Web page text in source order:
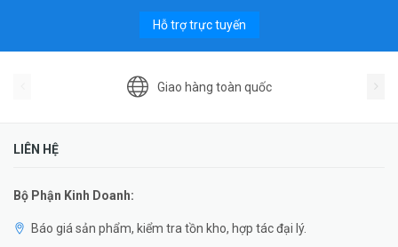
Hỗ trợ trực tuyến
Giao hàng toàn quốc
LIÊN HỆ
Bộ Phận Kinh Doanh:
Báo giá sản phẩm, kiểm tra tồn kho, hợp tác đại lý.